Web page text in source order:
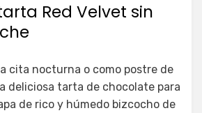
Red Velvet sin
cita nocturna o como postre de
deliciosa tarta de chocolate para
de rico y húmedo bizcocho de